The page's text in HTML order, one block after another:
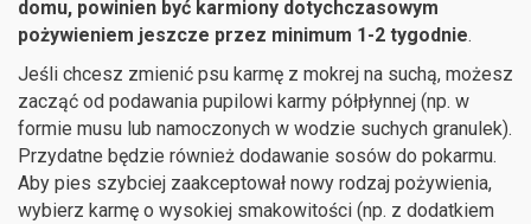
domu, powinien być karmiony dotychczasowym
pożywieniem jeszcze przez minimum 1-2 tygodnie.
Jeśli chcesz zmienić psu karmę z mokrej na suchą, możesz
zacząć od podawania pupilowi karmy półpłynnej (np. w
formie musu lub namoczonych w wodzie suchych granulek).
Przydatne będzie również dodawanie sosów do pokarmu.
Aby pies szybciej zaakceptował nowy rodzaj pożywienia,
wybierz karmę o wysokiej smakowitości (np. z dodatkiem